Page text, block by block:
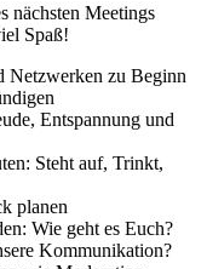
nächsten Meetings
Spaß!
Netzwerken zu Beginn
Entspannung und
Steht auf, Trinkt,
planen
Wie geht es Euch?
Kommunikation?